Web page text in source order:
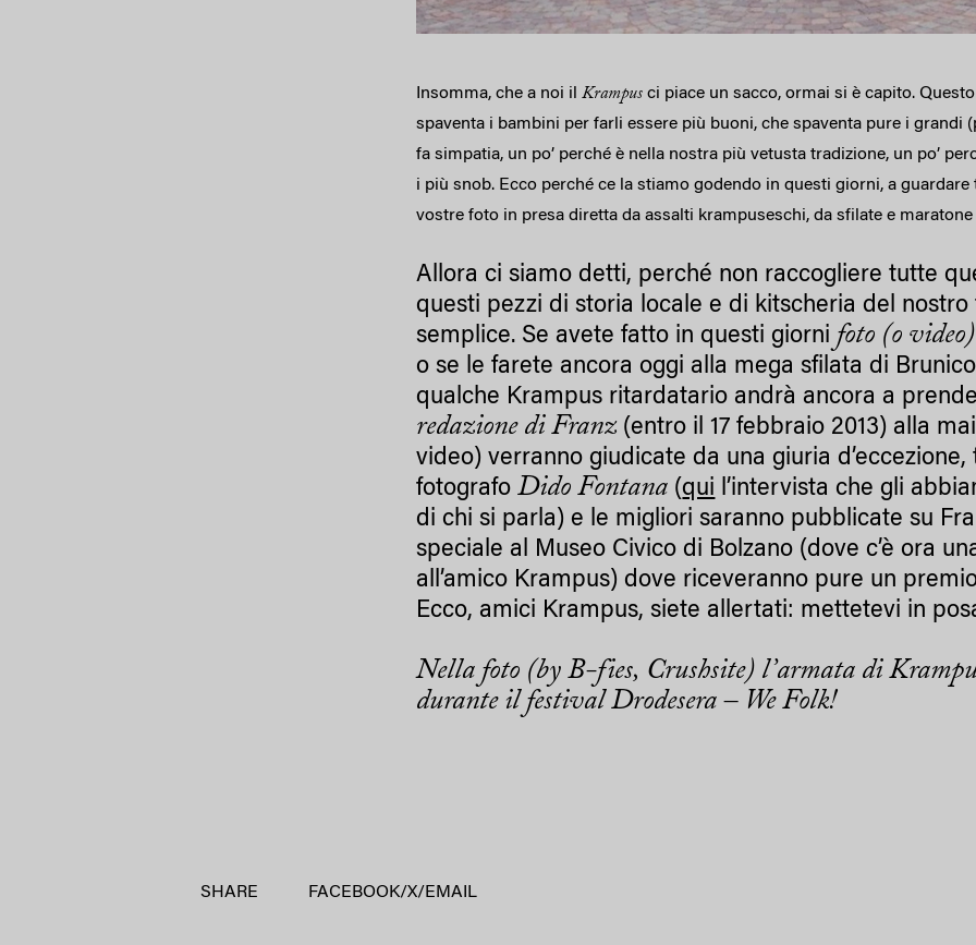
Insomma, che a noi ilKrampus ci piace un sacco, ormai si è capito.
spaventa i bambini per farli essere più buoni, che spaventa pure i
fa simpatia, un po’ perché è nella nostra più vetusta tradizione, un po’
i più snob. Ecco perché ce la stiamo godendo in questi giorni, a
vostre foto in presa diretta da assalti krampuseschi, da sfilate e
Allora ci siamo detti, perché non raccogliere tutte
questi pezzi di storia locale e di kitscheria del
semplice. Se avete fatto in questi giorni foto (o video)
o se le farete ancora oggi alla mega sfilata di
qualche Krampus ritardatario andrà ancora a
redazione di Franz(entro il 17 febbraio 2013) alla
video) verranno giudicate da una giuria
fotografoDido Fontana (qui l’intervista che gli
di chi si parla) e le migliori saranno pubblicate su
speciale al Museo Civico di Bolzano (dove c’è ora
all’amico Krampus) dove riceveranno pure un
Ecco, amici Krampus, siete allertati: mettetevi in
Nella foto (by B-fies, Crushsite) l’armata di
durante il festival Drodesera – We Folk!
SHARE FACEBOOK/X/ EMAIL